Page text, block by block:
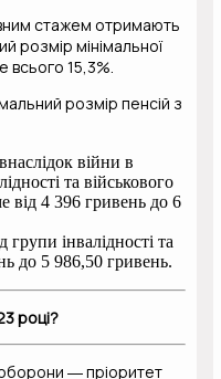
стажем отримають
розмір мінімальної
всього 15,3%.
розмір пенсій з
війни в
та військового
від 4 396 гривень до 6
групи інвалідності та
до 5 986,50 гривень.
році?
оборони ― пріоритет